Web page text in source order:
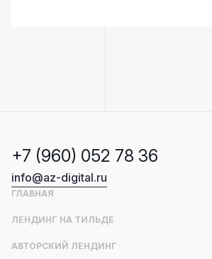
+7 (960) 052 78 36
info@az-digital.ru
ГЛАВНАЯ
ЛЕНДИНГ НА ТИЛЬДЕ
АВТОРСКИЙ ЛЕНДИНГ